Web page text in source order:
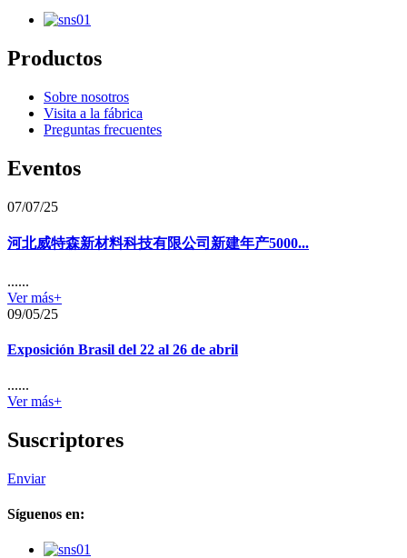
Productos
Sobre nosotros
Visita a la fábrica
Preguntas frecuentes
Eventos
07/07/25
河北威特森新材料科技有限公司新建年产5000...
......
Ver más+
09/05/25
Exposición Brasil del 22 al 26 de abril
......
Ver más+
Suscriptores
Enviar
Síguenos en: